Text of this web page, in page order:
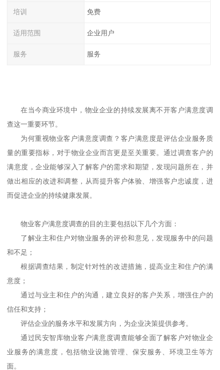
培训 免费
适用范围 企业用户
服务 服务
在当今商业环境中，物业企业的持续发展离不开客户满意度调
查这一重要环节。
为何重视物业客户满意度调查？客户满意度是评估企业服务质
量的重要指标，对于物业企业而言更是至关重要。通过调查客户的
满意度，企业能够深入了解客户的需求和期望，发现问题所在，并
做出相应的改进和调整，从而提升客户体验、增强客户忠诚度，进
而促进企业的持续健康发展。
物业客户满意度调查的目的主要包括以下几个方面：
了解业主和住户对物业服务的评价和意见，发现服务中的问题
和不足；
根据调查结果，制定针对性的改进措施，提高业主和住户的满
意度；
通过与业主和住户的沟通，建立良好的客户关系，增强住户的
信任和支持；
评估企业的服务水平和发展方向，为企业决策提供参考。
通过 民安智库物业客户满意度调查能够全面了解客户对物业企
业服务的满意度，包括物业设施管理、保安服务、环境卫生等方
面。